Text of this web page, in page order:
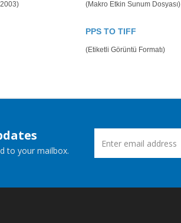
(Makro Etkin Sunum Dosyası)
PPS TO TIFF
(Etiketli Görüntü Formatı)
to your mailbox.